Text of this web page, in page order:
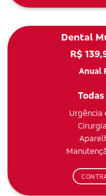
Dental
R$
Anual
Urgência